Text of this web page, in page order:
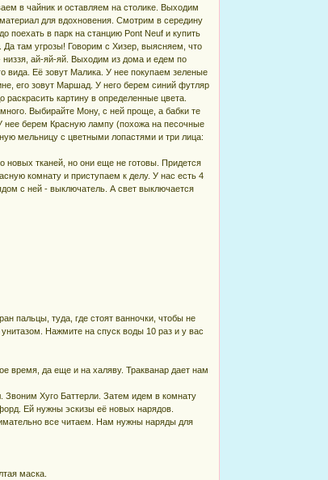
в чайник и оставляем на столике. Выходим
для вдохновения. Смотрим в середину
поехать в парк на станцию Pont Neuf и купить
там угрозы! Говорим с Хизер, выясняем, что
ай-яй-яй. Выходим из дома и едем по
вида. Её зовут Малика. У нее покупаем зеленые
его зовут Маршад. У него берем синий футляр
картину в определенные цвета.
Выбирайте Мону, с ней проще, а бабки те
нее берем Красную лампу (похожа на песочные
мельницу с цветными лопастями и три лица:
новых тканей, но они еще не готовы. Придется
комнату и приступаем к делу. У нас есть 4
с ней - выключатель. А свет выключается
пальцы, туда, где стоят ванночки, чтобы не
Нажмите на спуск воды 10 раз и у вас
время, да еще и на халяву. Тракванар дает нам
Звоним Хуго Баттерли. Затем идем в комнату
Ей нужны эскизы её новых нарядов.
все читаем. Нам нужны наряды для
маска.